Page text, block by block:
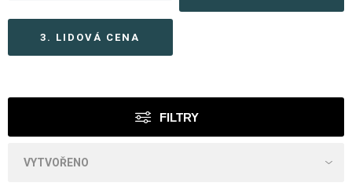
3. LIDOVÁ CENA
FILTRY